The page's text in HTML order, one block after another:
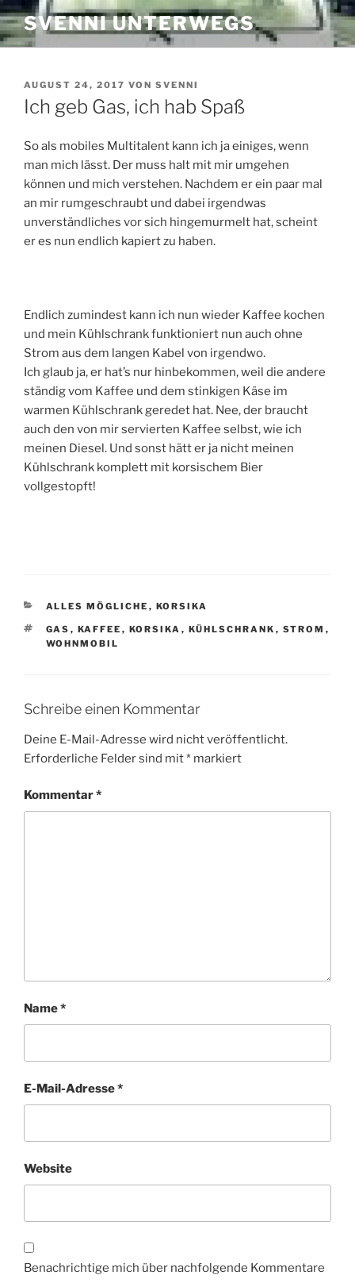
Zum
Inhalt
springen
SVENNI UNTERWEGS
VERÖFFENTLICHT
AM
AUGUST 24, 2017 VON SVENNI
Ich geb Gas, ich hab Spaß
So als mobiles Multitalent kann ich ja einiges, wenn
man mich lässt. Der muss halt mit mir umgehen
können und mich verstehen. Nachdem er ein paar mal
an mir rumgeschraubt und dabei irgendwas
unverständliches vor sich hingemurmelt hat, scheint
er es nun endlich kapiert zu haben.
Endlich zumindest kann ich nun wieder Kaffee kochen
und mein Kühlschrank funktioniert nun auch ohne
Strom aus dem langen Kabel von irgendwo.
Ich glaub ja, er hat’s nur hinbekommen, weil die andere
ständig vom Kaffee und dem stinkigen Käse im
warmen Kühlschrank geredet hat. Nee, der braucht
auch den von mir servierten Kaffee selbst, wie ich
meinen Diesel. Und sonst hätt er ja nicht meinen
Kühlschrank komplett mit korsischem Bier
vollgestopft!
KATEGORIEN
ALLES MÖGLICHE , KORSIKA
SCHLAGWÖRTER
GAS , KAFFEE , KORSIKA , KÜHLSCHRANK , STROM ,
WOHNMOBIL
Schreibe einen Kommentar
Deine E-Mail-Adresse wird nicht veröffentlicht.
Erforderliche Felder sind mit* markiert
Kommentar*
Name*
E-Mail-Adresse*
Website
Benachrichtige mich über nachfolgende Kommentare